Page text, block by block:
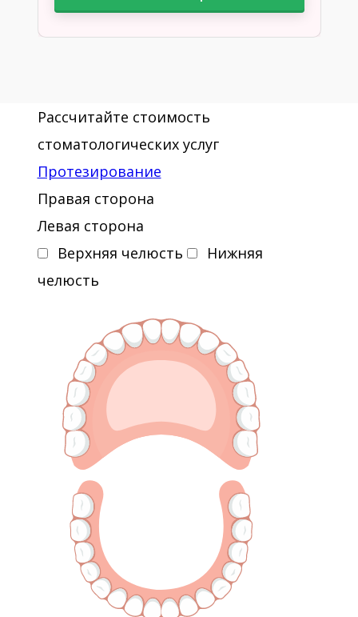
Рассчитайте стоимость
стоматологических услуг
Протезирование
Правая сторона
Левая сторона
Верхняя челюсть
Нижняя
челюсть